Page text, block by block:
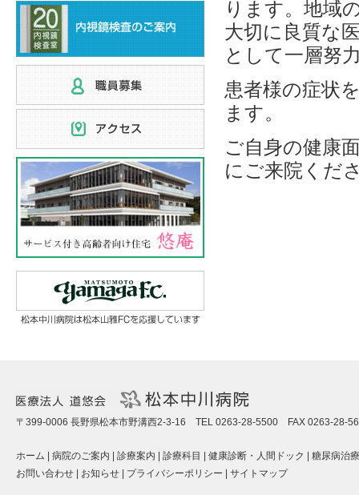
ります。地域
大切に良質な
として一層努
患者様の症状
ます。
ご自身の健康
にご来院くだ
〒399-0006 長野県松本市野溝西2-3-16 TEL 0263-28-5500 FAX 0263-28-
ホーム 病院のご案内 診療案内 診療科目 健康診断・人間ドック
糖尿病治
お問い合わせ
お知らせ プライバシーポリシー サイトマップ